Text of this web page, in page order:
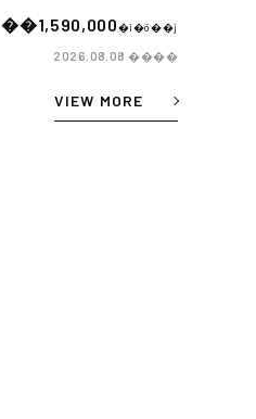
��1,590,000�i�ō��j
2026.08.08����
VIEW MORE